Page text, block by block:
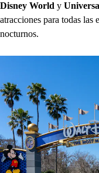
Disney World y
atracciones para todas las
nocturnos.